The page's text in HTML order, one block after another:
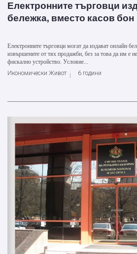
Електронните търговци
бележка, вместо касов бон
Електронните търговци могат да издават онлайн
извършените от тях продажби, без за това да им е
фискално устройство. Условие...
Икономически Живот
6 години